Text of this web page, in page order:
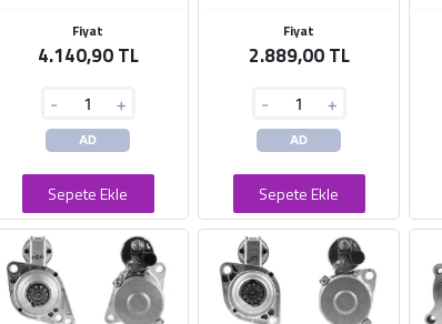
Fiyat
4.140,90 TL
- +
AD
Sepete Ekle
Fiyat
2.889,00 TL
- +
AD
Sepete Ekle